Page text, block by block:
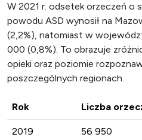
W 2021 r. odsetek orzeczeń o
powodu ASD wynosił na
(2,2%), natomiast w
000 (0,8%). To obrazuje
opieki oraz poziomie
poszczególnych regionach.
Rok Liczba
2019 56 950